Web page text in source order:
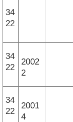
34
22
34
22
2002
2
34
22
2001
4